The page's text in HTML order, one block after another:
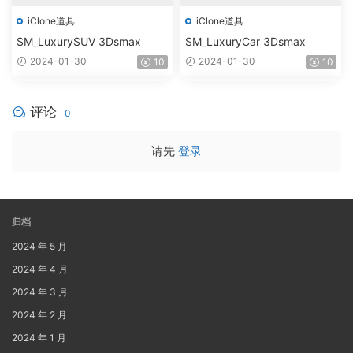
iClone道具
SM_LuxurySUV 3Dsmax
2024-01-30 10
iClone道具
SM_LuxuryCar 3Dsmax
2024-01-30 10
评论 0
请先 登录
归档
2024 年 5 月
2024 年 4 月
2024 年 3 月
2024 年 2 月
2024 年 1 月